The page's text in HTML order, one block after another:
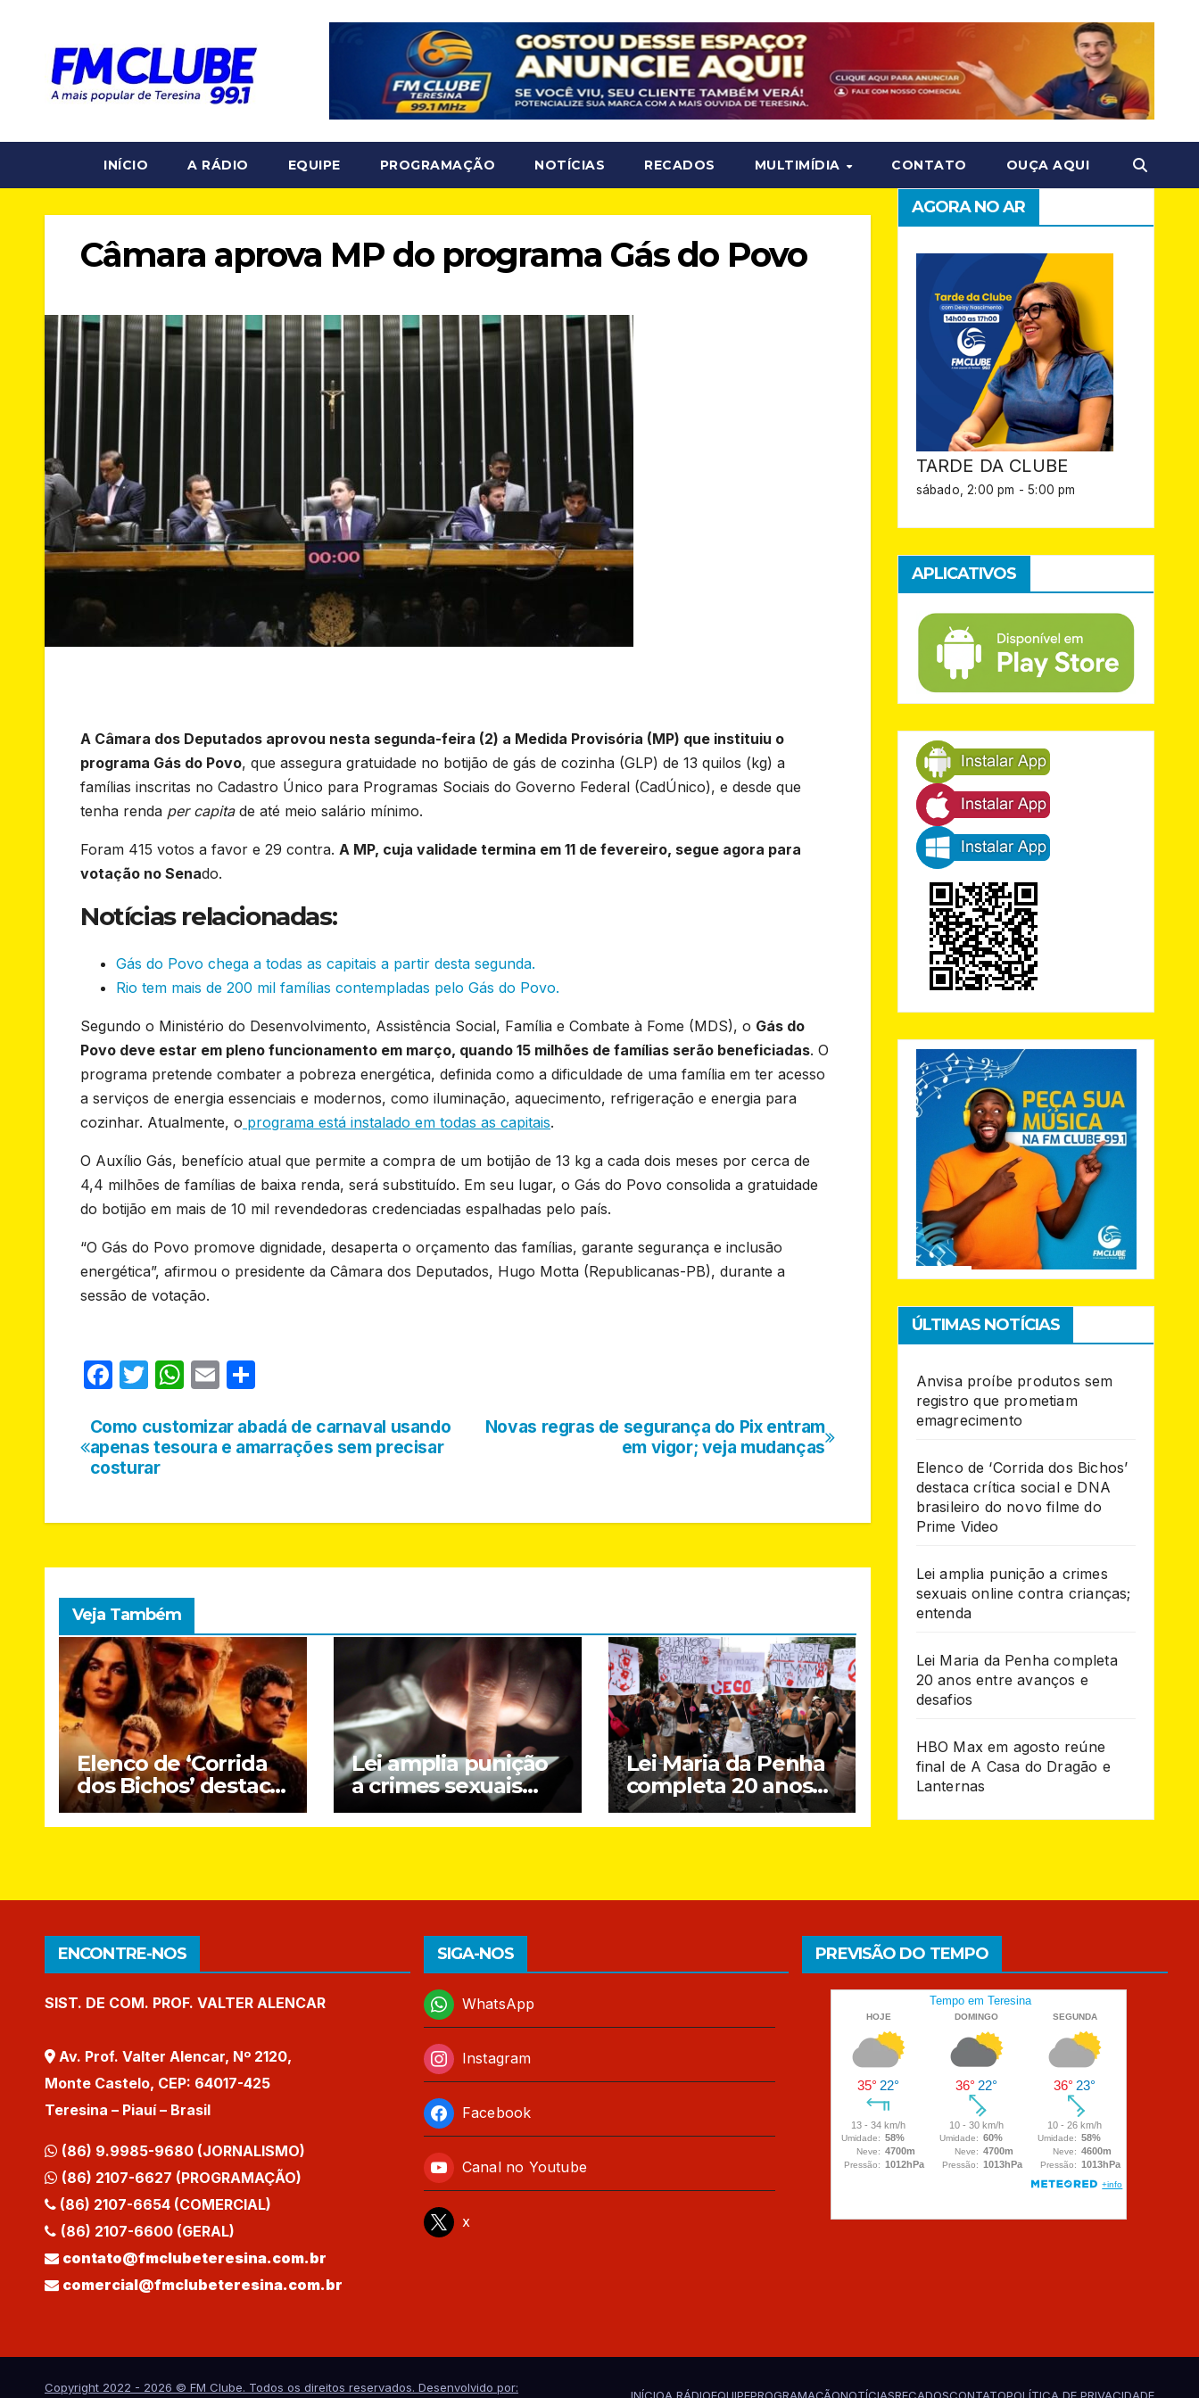
INÍCIO A RÁDIO EQUIPE PROGRAMAÇÃO NOTÍCIAS RECADOS MULTIMÍDIA CONTATO OUÇA AQUI
Câmara aprova MP do programa Gás do Povo
A Câmara dos Deputados aprovou nesta segunda-feira (2) a Medida Provisória (MP) que instituiu o
programa Gás do Povo, que assegura gratuidade no botijão de gás de cozinha (GLP) de 13 quilos (kg) a
famílias inscritas no Cadastro Único para Programas Sociais do Governo Federal (CadÚnico), e desde que
tenha renda per capitade até meio salário mínimo.
Foram 415 votos a favor e 29 contra. A MP, cuja validade termina em 11 de fevereiro, segue agora para
votação no Senado.
Notícias relacionadas:
Gás do Povo chega a todas as capitais a partir desta segunda.
Rio tem mais de 200 mil famílias contempladas pelo Gás do Povo.
Segundo o Ministério do Desenvolvimento, Assistência Social, Família e Combate à Fome (MDS), o Gás do
Povo deve estar em pleno funcionamento em março, quando 15 milhões de famílias serão beneficiadas. O
programa pretende combater a pobreza energética, definida como a dificuldade de uma família em ter acesso
a serviços de energia essenciais e modernos, como iluminação, aquecimento, refrigeração e energia para
cozinhar. Atualmente, o programa está instalado em todas as capitais.
O Auxílio Gás, benefício atual que permite a compra de um botijão de 13 kg a cada dois meses por cerca de
4,4 milhões de famílias de baixa renda, será substituído. Em seu lugar, o Gás do Povo consolida a gratuidade
do botijão em mais de 10 mil revendedoras credenciadas espalhadas pelo país.
“O Gás do Povo promove dignidade, desaperta o orçamento das famílias, garante segurança e inclusão
energética”, afirmou o presidente da Câmara dos Deputados, Hugo Motta (Republicanas-PB), durante a
sessão de votação.
F
c
e
o
k
T
itt
er
W
at
s
p
E
ail ar
e
Navegação
de
Novas regras de segurança do Pix entram
em vigor; veja mudanças
Como customizar abadá de carnaval usando
apenas tesoura e amarrações sem precisar
costurar
Veja Também
Elenco de ‘Corrida
dos Bichos’ destaca
crítica social e DNA
brasileiro do novo
Lei amplia punição
a crimes sexuais
online contra
crianças; entenda
Lei Maria da Penha
completa 20 anos
entre avanços e
desafios
AGORA NO AR
TARDE DA CLUBE
sábado, 2:00 pm -5:00 pm
APLICATIVOS
ÚLTIMAS NOTÍCIAS
Anvisa proíbe produtos sem
registro que prometiam
emagrecimento
Elenco de ‘Corrida dos Bichos’
destaca crítica social e DNA
brasileiro do novo filme do
Prime Video
Lei amplia punição a crimes
sexuais online contra crianças;
entenda
Lei Maria da Penha completa
20 anos entre avanços e
desafios
HBO Max em agosto reúne
final de A Casa do Dragão e
Lanternas
ENCONTRE-NOS
SIST. DE COM. PROF. VALTER ALENCAR
Av. Prof. Valter Alencar, Nº 2120,
Monte Castelo, CEP: 64017-425
Teresina – Piauí – Brasil
(86) 9.9985-9680 (JORNALISMO)
(86) 2107-6627 (PROGRAMAÇÃO)
(86) 2107-6654 (COMERCIAL)
(86) 2107-6600 (GERAL)
contato@fmclubeteresina.com.br
comercial@fmclubeteresina.com.br
SIGA-NOS
WhatsApp
Instagram
Facebook
Canal no Youtube
x
PREVISÃO DO TEMPO
Copyright 2022 - 2026 © FM Clube. Todos os direitos reservados. Desenvolvido por: